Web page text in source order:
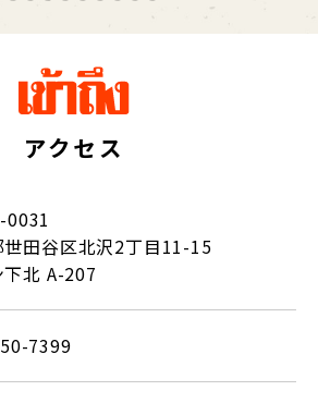
アクセス
0031
世田谷区北沢2丁目11-15
下北 A-207
7399